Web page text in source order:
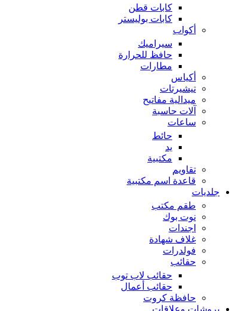
كابات قطن
كابات بوليستر
أكواب
سيراميك
حافظ للحرارة
مطارات
أكياس
تيشيرتات
ميدالية مفاتيح
آلات حاسبة
ساعات
حائط
يد
مكتبية
تقاويم
قاعدة اسم مكتبية
جلديات
طقم مكتب
نوت بوك
اجندات
غلاف شهادة
فولدرات
حقائب
حقائب لاب توب
حقائب أعمال
حافظة كروت
بروشات وعلاقات